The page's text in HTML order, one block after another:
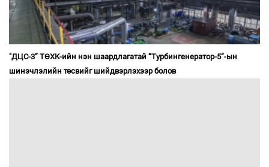
"ДЦС-3” ТӨХК-ийн нэн шаардлагатай “Турбингенератор-5”-ын
шинэчлэлийн төсвийг шийдвэрлэхээр болов